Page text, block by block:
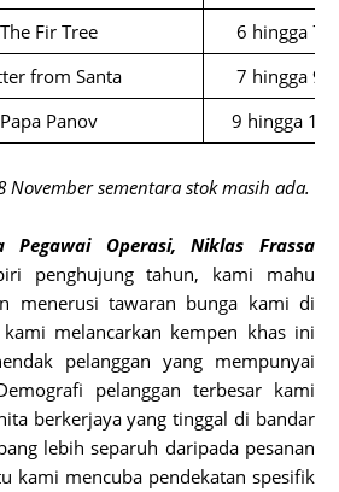
The Fir Tree
6 hingga 7
from Santa
7 hingga 9
Papa Panov 9 hingga 10
sementara stok masih ada.
Pegawai Operasi, Niklas Frassa
penghujung tahun, kami mahu
menerusi tawaran bunga kami di
melancarkan kempen khas ini
pelanggan yang mempunyai
pelanggan terbesar kami
berkerjaya yang tinggal di bandar
lebih separuh daripada pesanan
kami mencuba pendekatan spesifik